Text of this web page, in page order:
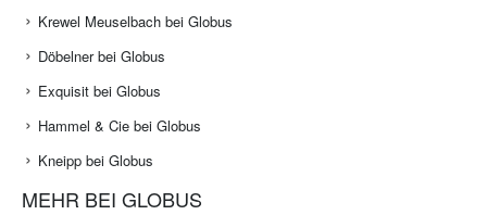
Krewel Meuselbach bei Globus
Döbelner bei Globus
Exquisit bei Globus
Hammel & Cie bei Globus
Kneipp bei Globus
MEHR BEI GLOBUS